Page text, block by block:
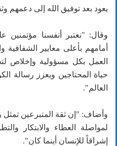
يعود بعد توفيق الله إلى دعمهم
وقال: "نعتبر أنفسنا مؤتمنين
أمامهم بأعلى معايير
العمل بكل مسؤولية وإخلاص
حياة المحتاجين ويعزز رسالة
العالم".
وأضاف: "إن ثقة المتبرعين تمثل
لمواصلة العطاء والابتكار
إشراقاً للإنسان أينما كان".